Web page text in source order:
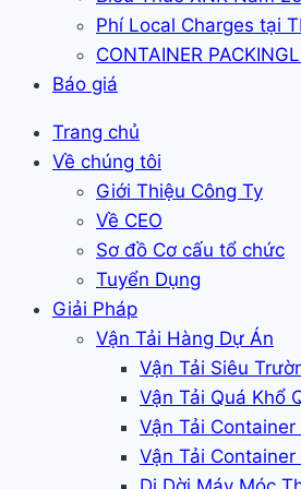
Phí Local Charges tại
CONTAINER
Báo giá
Trang chủ
Về chúng tôi
Giới Thiệu Công Ty
Về CEO
Sơ đồ Cơ cấu tổ chức
Tuyển Dụng
Giải Pháp
Vận Tải Hàng Dự Án
Vận Tải Siêu
Vận Tải Quá Khổ
Vận Tải
Vận Tải